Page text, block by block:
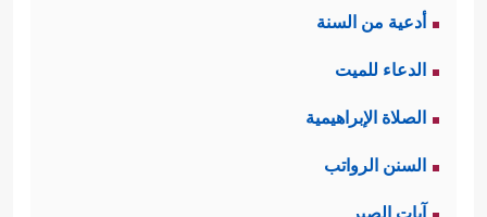
أدعية من السنة
الدعاء للميت
الصلاة الإبراهيمية
السنن الرواتب
آيات الصبر